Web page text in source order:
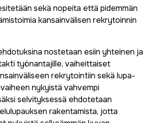
sekä nopeita että pidemmän
kansainvälisen rekrytoinnin
nostetaan esiin yhteinen ja
työnantajille, vaiheittaiset
rekrytointiin sekä lupa-
nykyistä vahvempi
selvityksessä ehdotetaan
rakentamista, jotta